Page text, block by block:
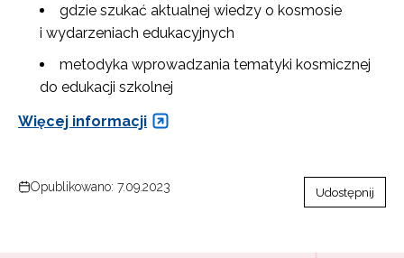
gdzie szukać aktualnej wiedzy o kosmosie
i wydarzeniach edukacyjnych
metodyka wprowadzania tematyki kosmicznej
do edukacji szkolnej
Więcej informacji
Opublikowano: 7.09.2023 Udostępnij